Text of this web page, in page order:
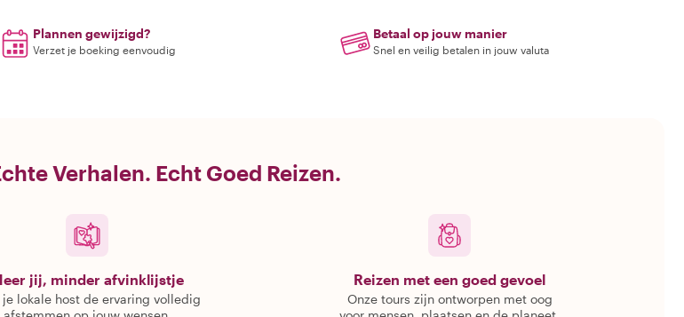
Plannen gewijzigd?
Verzet je boeking eenvoudig
Betaal op jouw manier
Snel en veilig betalen in jouw valuta
Verhalen. Echt Goed Reizen.
jij, minder afvinklijstje
je lokale host de ervaring volledig
Reizen met een goed gevoel
Onze tours zijn ontworpen met oog